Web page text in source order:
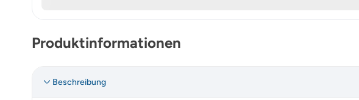
Produktinformationen
Beschreibung